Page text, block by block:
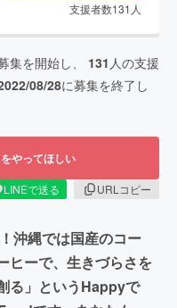
支援者数131 人
集を開始し、 131 人の支援
08/28に募集を終了し
やってほしい
LINEで送る
URLコピー
沖縄では国産のコー
ヒーで、生きづらさを
る」というHappyで